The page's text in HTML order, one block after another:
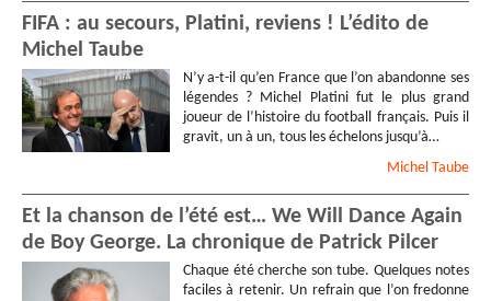
FIFA : au secours, Platini, reviens ! L’édito de
Michel Taube
N’y a-t-il qu’en France que l’on abandonne ses
légendes ? Michel Platini fut le plus grand
joueur de l’histoire du football français. Puis il
gravit, un à un, tous les échelons jusqu’à…
Michel Taube
Et la chanson de l’été est… We Will Dance Again
de Boy George. La chronique de Patrick Pilcer
Chaque été cherche son tube. Quelques notes
faciles à retenir. Un refrain que l’on fredonne